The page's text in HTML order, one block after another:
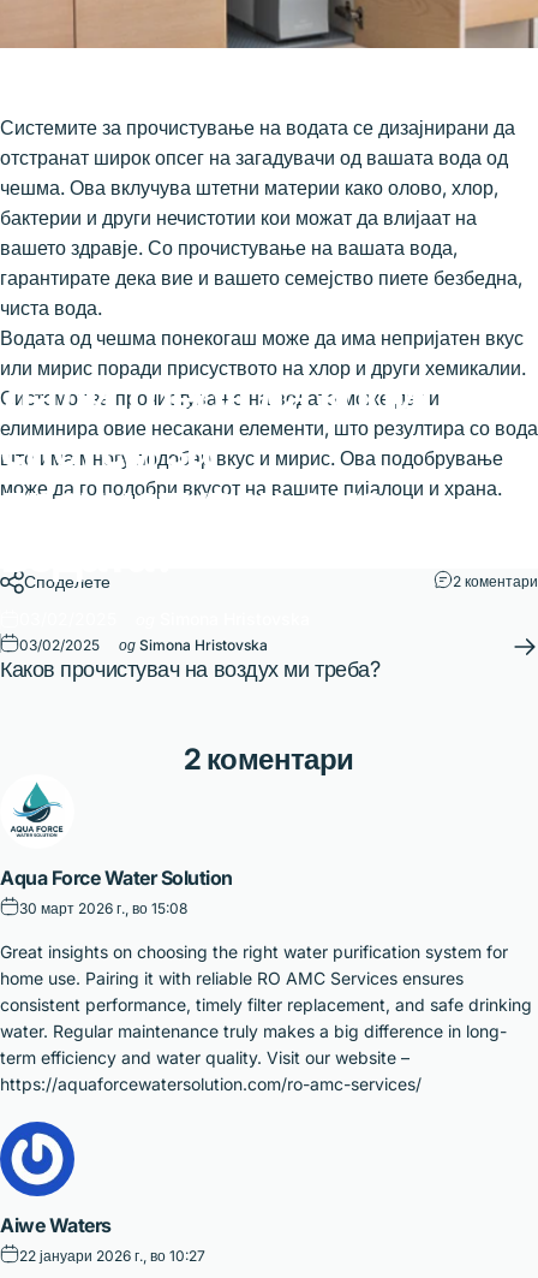
Дали треба дакористам
системза
прочистувањена
водата?
Системите за прочистување на водата се дизајнирани да
отстранат широк опсег на загадувачи од вашата вода од
чешма. Ова вклучува штетни материи како олово, хлор,
бактерии и други нечистотии кои можат да влијаат на
вашето здравје. Со прочистување на вашата вода,
гарантирате дека вие и вашето семејство пиете безбедна,
чиста вода.
Водата од чешма понекогаш може да има непријатен вкус
или мирис поради присуството на хлор и други хемикалии.
Системот за прочистување на водата може да ги
елиминира овие несакани елементи, што резултира со вода
што има многу подобар вкус и мирис. Ова подобрување
може да го подобри вкусот на вашите пијалоци и храна.
Споделете 2 коментари
03/02/2025 од Simona Hristovska
Каков прочистувач на воздух ми треба?
2 коментари
Aqua Force Water Solution
30 март 2026 г., во 15:08
Great insights on choosing the right water purification system for
home use. Pairing it with reliable RO AMC Services ensures
consistent performance, timely filter replacement, and safe drinking
water. Regular maintenance truly makes a big difference in long-
term efficiency and water quality. Visit our website –
https://aquaforcewatersolution.com/ro-amc-services/
Aiwe Waters
22 јануари 2026 г., во 10:27